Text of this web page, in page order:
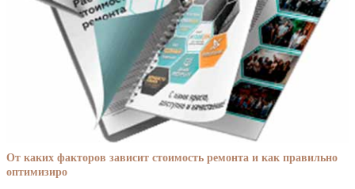
От каких факторов зависит стоимость ремонта и как правильно
оптимизиро